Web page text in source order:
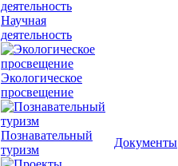
Научная
деятельность
Экологическое
просвещение
Познавательный
туризм
Документы